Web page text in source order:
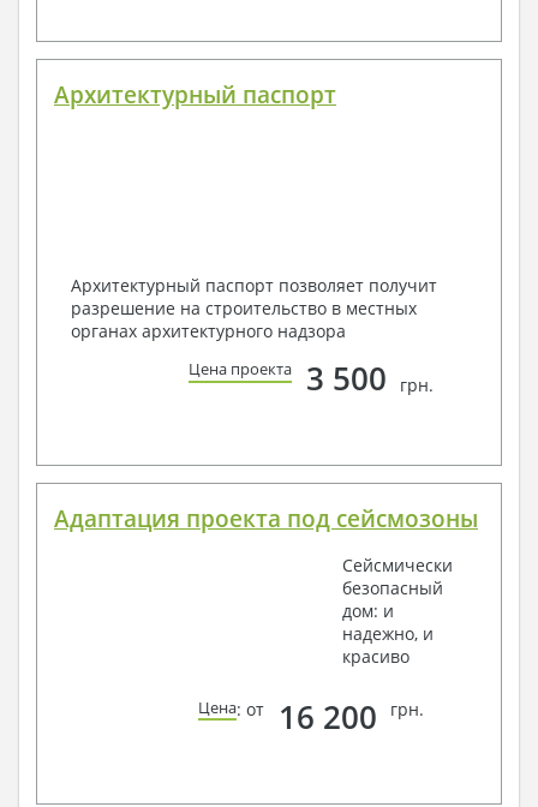
Архитектурный паспорт
Архитектурный паспорт позволяет получит
разрешение на строительство в местных
органах архитектурного надзора
Цена проекта 3 500 грн.
Адаптация проекта под сейсмозоны
Сейсмически
безопасный
дом: и
надежно, и
красиво
Цена: от 16 200 грн.